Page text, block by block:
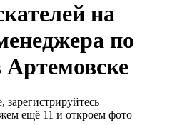
на
по
Артемовске
ещё 11 и откроем фото